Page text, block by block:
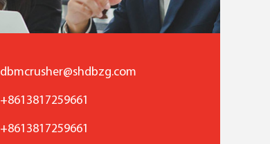
dbmcrusher@shdbzg.com
+8613817259661
+8613817259661